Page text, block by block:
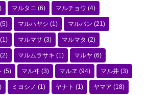
マルタニ (6) マルチョウ (4)
(5) マルハヤシ (1) マルバン (21)
(1) マルマサ (3) マルマタ (2)
(2) マルムラサキ (1) マルヤ (6)
(5) マルヰ (3) マルヱ (94) マル井 (3)
ミヨシノ (1) ヤナト (1) ヤマア (18)